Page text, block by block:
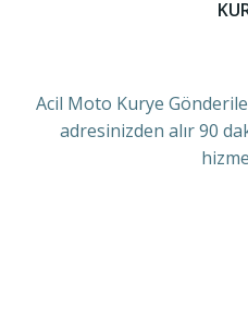
Acil Moto Kurye
adresinizden alır 90